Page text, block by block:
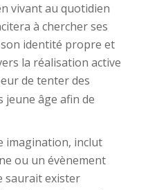
vivant au quotidien
à chercher ses
identité propre et
la réalisation active
de tenter des
jeune âge afin de
imagination, inclut
ou un évènement
saurait exister